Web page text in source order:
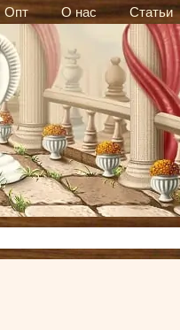
Опт О нас Статьи